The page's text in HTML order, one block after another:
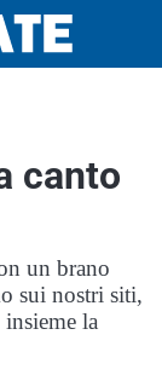
canto
un brano
sui nostri siti,
la